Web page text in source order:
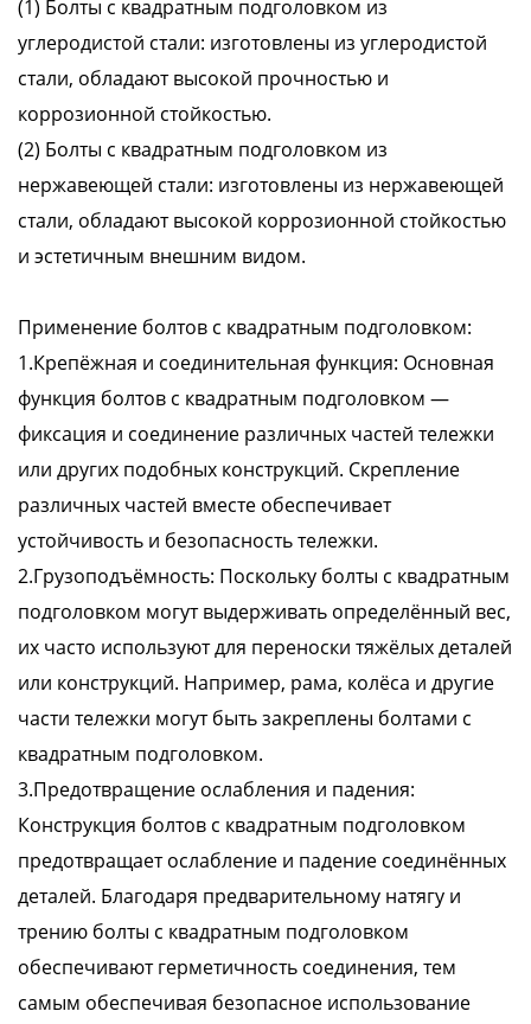
(1) Болты с квадратным подголовком из
углеродистой стали: изготовлены из углеродистой
стали, обладают высокой прочностью и
коррозионной стойкостью.
(2) Болты с квадратным подголовком из
нержавеющей стали: изготовлены из нержавеющей
стали, обладают высокой коррозионной стойкостью
и эстетичным внешним видом.
Применение болтов с квадратным подголовком:
1.Крепёжная и соединительная функция: Основная
функция болтов с квадратным подголовком —
фиксация и соединение различных частей тележки
или других подобных конструкций. Скрепление
различных частей вместе обеспечивает
устойчивость и безопасность тележки.
2.Грузоподъёмность: Поскольку болты с квадратным
подголовком могут выдерживать определённый вес,
их часто используют для переноски тяжёлых деталей
или конструкций. Например, рама, колёса и другие
части тележки могут быть закреплены болтами с
квадратным подголовком.
3.Предотвращение ослабления и падения:
Конструкция болтов с квадратным подголовком
предотвращает ослабление и падение соединённых
деталей. Благодаря предварительному натягу и
трению болты с квадратным подголовком
обеспечивают герметичность соединения, тем
самым обеспечивая безопасное использование